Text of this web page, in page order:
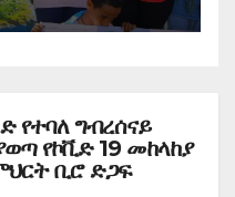
የተባለ ግብረሰናይ
የኮቪድ 19 መከላከያ
ቢሮ ድጋፍ